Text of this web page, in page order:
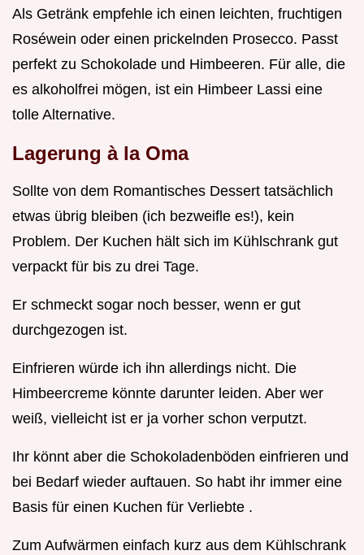
Als Getränk empfehle ich einen leichten, fruchtigen
Roséwein oder einen prickelnden Prosecco. Passt
perfekt zu Schokolade und Himbeeren. Für alle, die
es alkoholfrei mögen, ist ein Himbeer Lassi eine
tolle Alternative.
Lagerung à la Oma
Sollte von dem Romantisches Dessert tatsächlich
etwas übrig bleiben (ich bezweifle es!), kein
Problem. Der Kuchen hält sich im Kühlschrank gut
verpackt für bis zu drei Tage.
Er schmeckt sogar noch besser, wenn er gut
durchgezogen ist.
Einfrieren würde ich ihn allerdings nicht. Die
Himbeercreme könnte darunter leiden. Aber wer
weiß, vielleicht ist er ja vorher schon verputzt.
Ihr könnt aber die Schokoladenböden einfrieren und
bei Bedarf wieder auftauen. So habt ihr immer eine
Basis für einen Kuchen für Verliebte .
Zum Aufwärmen einfach kurz aus dem Kühlschrank